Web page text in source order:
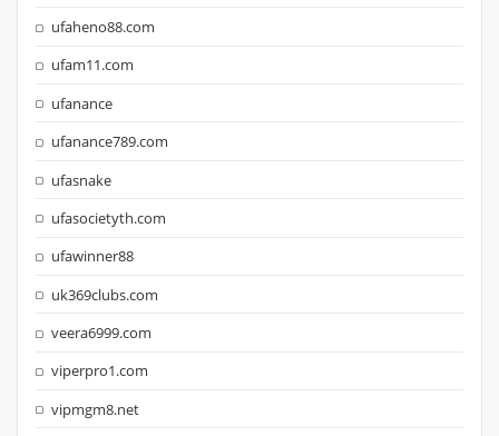
ufaheno88.com
ufam11.com
ufanance
ufanance789.com
ufasnake
ufasocietyth.com
ufawinner88
uk369clubs.com
veera6999.com
viperpro1.com
vipmgm8.net